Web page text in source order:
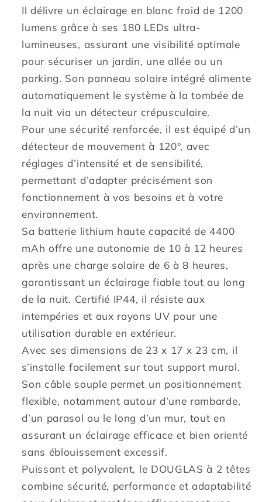
DOUGLAS
H23cm
avec
détecteur
de
mouvement
orientable
DOUGLAS
H23cm
avec
détecteur
mouvement
orientable
Il délivre un éclairage en blanc froid de 1200
lumens grâce à ses 180 LEDs ultra-
lumineuses, assurant une visibilité optimale
pour sécuriser un jardin, une allée ou un
parking. Son panneau solaire intégré alimente
automatiquement le système à la tombée de
la nuit via un détecteur crépusculaire.
Pour une sécurité renforcée, il est équipé d’un
détecteur de mouvement à 120°, avec
réglages d’intensité et de sensibilité,
permettant d’adapter précisément son
fonctionnement à vos besoins et à votre
environnement.
Sa batterie lithium haute capacité de 4400
mAh offre une autonomie de 10 à 12 heures
après une charge solaire de 6 à 8 heures,
garantissant un éclairage fiable tout au long
de la nuit. Certifié IP44, il résiste aux
intempéries et aux rayons UV pour une
utilisation durable en extérieur.
Avec ses dimensions de 23 x 17 x 23 cm, il
s’installe facilement sur tout support mural.
Son câble souple permet un positionnement
flexible, notamment autour d’une rambarde,
d’un parasol ou le long d’un mur, tout en
assurant un éclairage efficace et bien orienté
sans éblouissement excessif.
Puissant et polyvalent, le DOUGLAS à 2 têtes
combine sécurité, performance et adaptabilité